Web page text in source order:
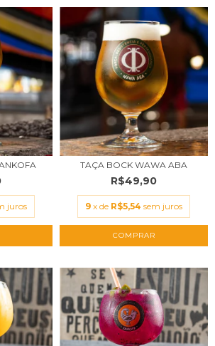
juros
TAÇA BOCK WAWA ABA
R$49,90
9 x de R$5,54 sem juros